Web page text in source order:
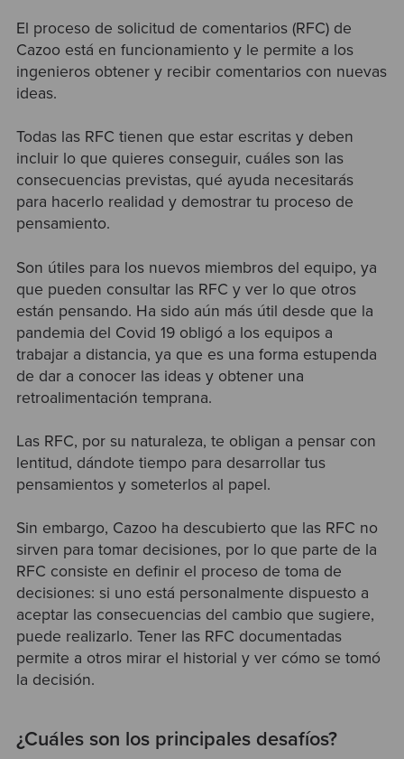
El proceso de solicitud de comentarios (RFC) de
Cazoo está en funcionamiento y le permite a los
ingenieros obtener y recibir comentarios con nuevas
ideas.
Todas las RFC tienen que estar escritas y deben
incluir lo que quieres conseguir, cuáles son las
consecuencias previstas, qué ayuda necesitarás
para hacerlo realidad y demostrar tu proceso de
pensamiento.
Son útiles para los nuevos miembros del equipo, ya
que pueden consultar las RFC y ver lo que otros
están pensando. Ha sido aún más útil desde que la
pandemia del Covid 19 obligó a los equipos a
trabajar a distancia, ya que es una forma estupenda
de dar a conocer las ideas y obtener una
retroalimentación temprana.
Las RFC, por su naturaleza, te obligan a pensar con
lentitud, dándote tiempo para desarrollar tus
pensamientos y someterlos al papel.
Sin embargo, Cazoo ha descubierto que las RFC no
sirven para tomar decisiones, por lo que parte de la
RFC consiste en definir el proceso de toma de
decisiones: si uno está personalmente dispuesto a
aceptar las consecuencias del cambio que sugiere,
puede realizarlo. Tener las RFC documentadas
permite a otros mirar el historial y ver cómo se tomó
la decisión.
¿Cuáles son los principales desafíos?